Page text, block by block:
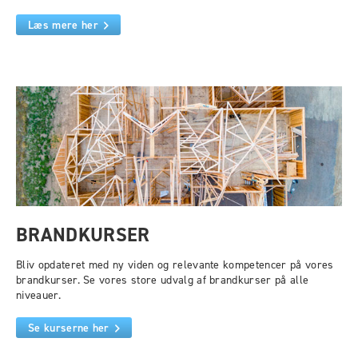
Læs mere her
BRANDKURSER
Bliv opdateret med ny viden og relevante kompetencer på vores
brandkurser. Se vores store udvalg af brandkurser på alle
niveauer.
Se kurserne her